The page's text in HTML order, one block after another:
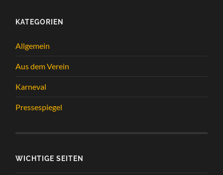
KATEGORIEN
Allgemein
Aus dem Verein
Karneval
Pressespiegel
WICHTIGE SEITEN